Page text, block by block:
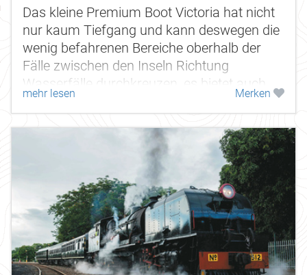
Das kleine Premium Boot Victoria hat nicht
nur kaum Tiefgang und kann deswegen die
wenig befahrenen Bereiche oberhalb der
Fälle zwischen den Inseln Richtung
Wasserfälle durchkreuzen, es bietet auch
eine sehr familiäre Atmosphäre, da Sie...
mehr lesen Merken